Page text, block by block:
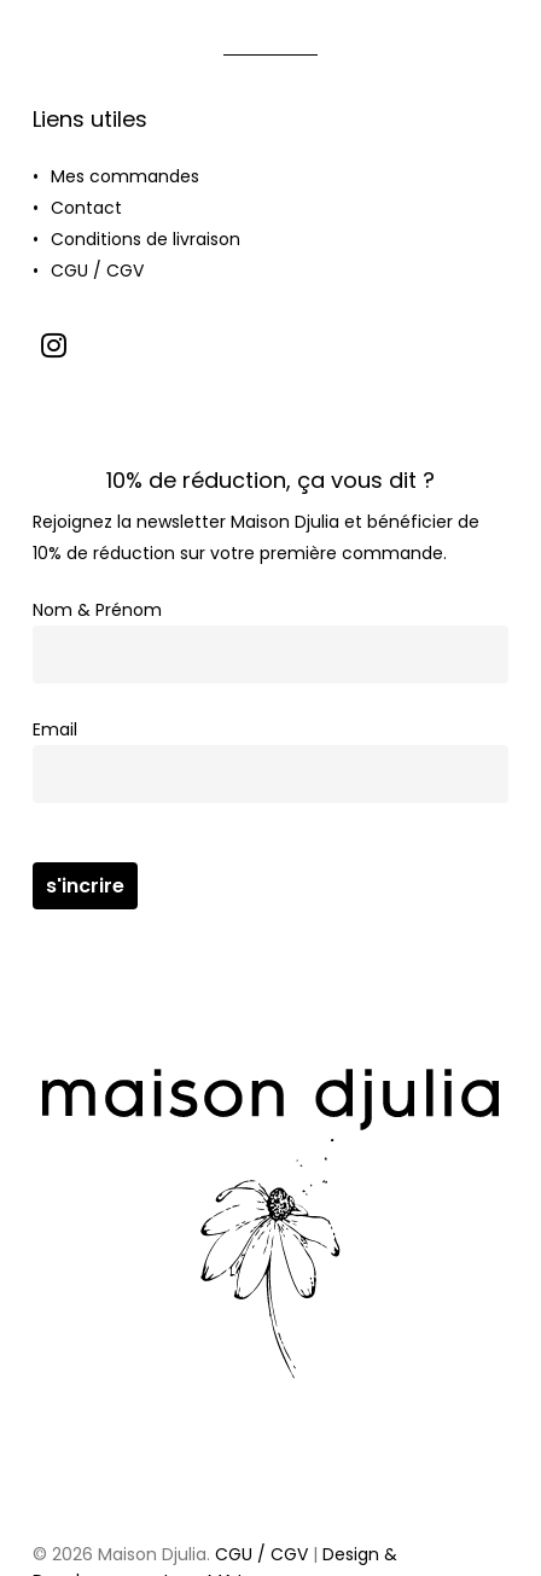
Votre panier est vide.
Liens utiles
Mes commandes
Contact
Conditions de livraison
CGU / CGV
10% de réduction, ça vous dit ?
Rejoignez la newsletter Maison Djulia et bénéficier de
10% de réduction sur votre première commande.
Nom & Prénom
Email
© 2026 Maison Djulia. CGU / CGV| Design &